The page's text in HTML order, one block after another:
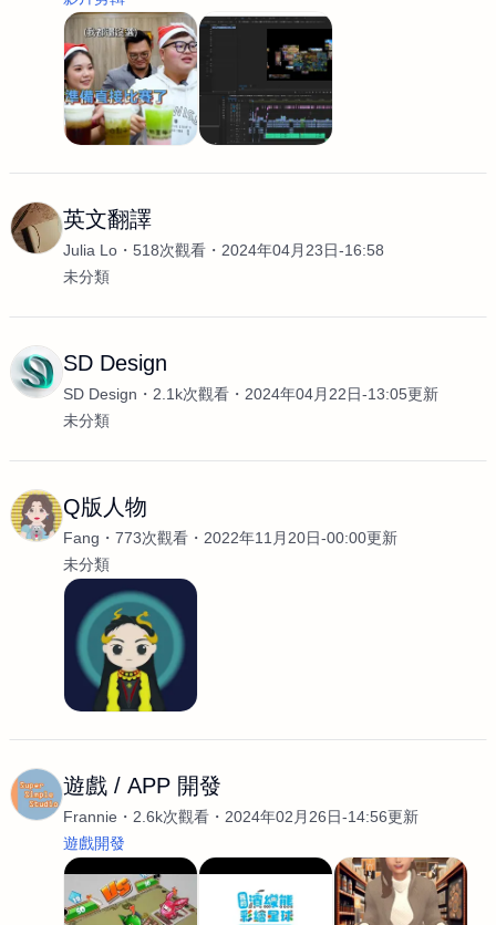
英文翻譯
Julia Lo 518次觀看
2024年04月23日-16:58
未分類
SD Design
SD Design 2.1k次觀看
2024年04月22日-13:05更新
未分類
Q版人物
Fang 773次觀看
2022年11月20日-00:00更新
未分類
遊戲 / APP 開發
Frannie 2.6k次觀看
2024年02月26日-14:56更新
遊戲開發